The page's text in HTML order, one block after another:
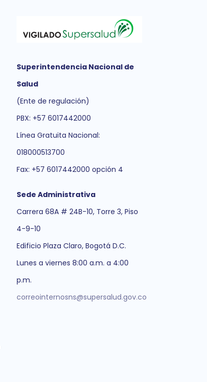
Superintendencia Nacional de
Salud
(Ente de regulación)
PBX: +57 6017442000
Línea Gratuita Nacional:
018000513700
Fax: +57 6017442000 opción 4
Sede Administrativa
Carrera 68A # 24B-10, Torre 3, Piso
4-9-10
Edificio Plaza Claro, Bogotá D.C.
Lunes a viernes 8:00 a.m. a 4:00
p.m.
correointernosns@supersalud.gov.co